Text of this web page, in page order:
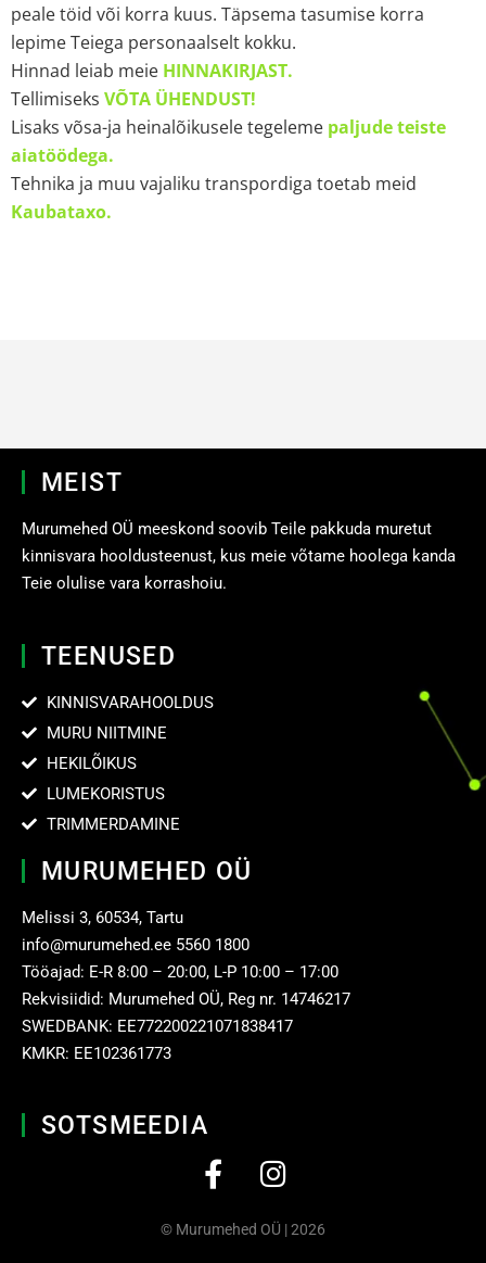
peale töid või korra kuus. Täpsema tasumise korra
lepime Teiega personaalselt kokku.
Hinnad leiab meie HINNAKIRJAST.
Tellimiseks VÕTA ÜHENDUST!
Lisaks võsa-ja heinalõikusele tegeleme paljude teiste
aiatöödega.
Tehnika ja muu vajaliku transpordiga toetab meid
Kaubataxo.
MEIST
Murumehed OÜ meeskond soovib Teile pakkuda muretut
kinnisvara hooldusteenust, kus meie võtame hoolega kanda
Teie olulise vara korrashoiu.
TEENUSED
KINNISVARAHOOLDUS
MURU NIITMINE
HEKILÕIKUS
LUMEKORISTUS
TRIMMERDAMINE
MURUMEHED OÜ
Melissi 3, 60534, Tartu
info@murumehed.ee 5560 1800
Tööajad: E-R 8:00 – 20:00, L-P 10:00 – 17:00
Rekvisiidid: Murumehed OÜ, Reg nr. 14746217
SWEDBANK: EE772200221071838417
KMKR: EE102361773
SOTSMEEDIA
© Murumehed OÜ | 2026